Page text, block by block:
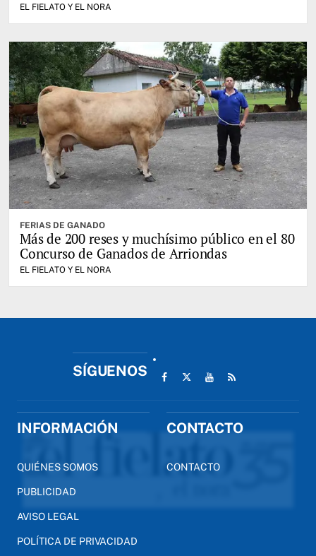
EL FIELATO Y EL NORA
FERIAS DE GANADO
Más de 200 reses y muchísimo público en el 80
Concurso de Ganados de Arriondas
EL FIELATO Y EL NORA
SÍGUENOS
INFORMACIÓN
QUIÉNES SOMOS
PUBLICIDAD
AVISO LEGAL
POLÍTICA DE PRIVACIDAD
CONTACTO
CONTACTO